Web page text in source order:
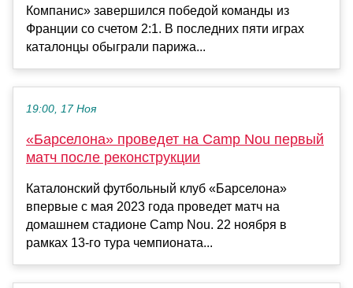
Компанис» завершился победой команды из
Франции со счетом 2:1. В последних пяти играх
каталонцы обыграли парижа...
19:00, 17 Ноя
«Барселона» проведет на Camp Nou первый
матч после реконструкции
Каталонский футбольный клуб «Барселона»
впервые с мая 2023 года проведет матч на
домашнем стадионе Camp Nou. 22 ноября в
рамках 13-го тура чемпионата...